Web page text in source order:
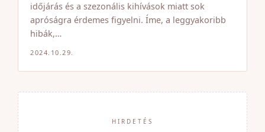
időjárás és a szezonális kihívások miatt sok
apróságra érdemes figyelni. Íme, a leggyakoribb
hibák,…
2024.10.29.
HIRDETÉS